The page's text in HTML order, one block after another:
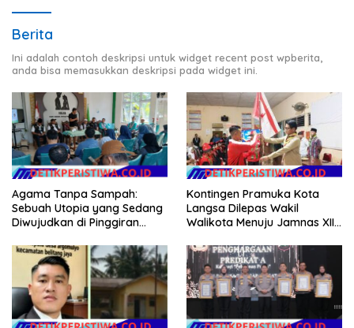
Berita
Ini adalah contoh deskripsi untuk widget recent post wpberita,
anda bisa memasukkan deskripsi pada widget ini.
Agama Tanpa Sampah:
Sebuah Utopia yang Sedang
Diwujudkan di Pinggiran
Kontingen Pramuka Kota
Langsa Dilepas Wakil
Walikota Menuju Jamnas XII